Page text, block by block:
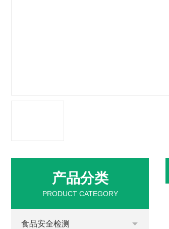
产品分类
PRODUCT CATEGORY
食品安全检测